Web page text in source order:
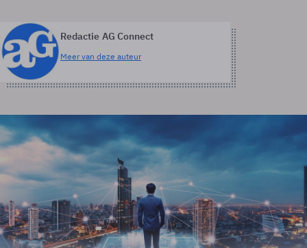
Redactie AG Connect
Meer van deze auteur